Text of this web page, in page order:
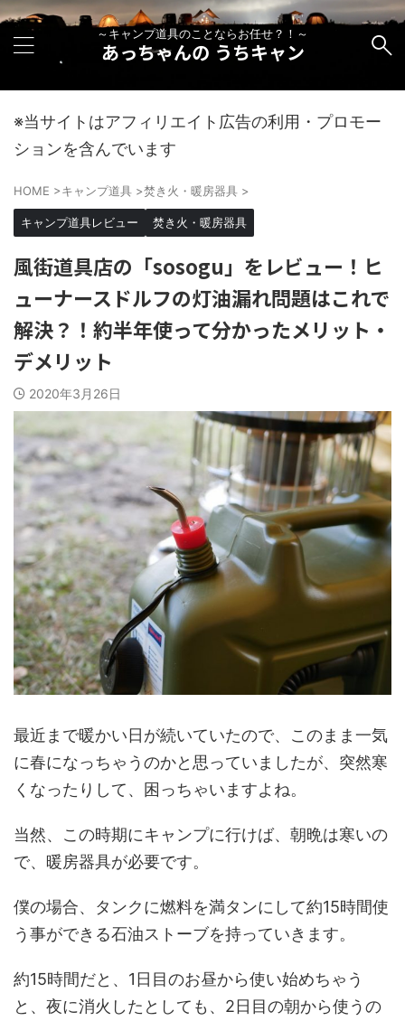
～キャンプ道具のことならお任せ？！～
あっちゃんの うちキャン
※当サイトはアフィリエイト広告の利用・プロモー
ションを含んでいます
HOME >キャンプ道具 >焚き火・暖房器具 >
キャンプ道具レビュー 焚き火・暖房器具
風街道具店の「sosogu」をレビュー！ヒ
ューナースドルフの灯油漏れ問題はこれで
解決？！約半年使って分かったメリット・
デメリット
2020年3月26日
最近まで暖かい日が続いていたので、このまま一気
に春になっちゃうのかと思っていましたが、突然寒
くなったりして、困っちゃいますよね。
当然、この時期にキャンプに行けば、朝晩は寒いの
で、暖房器具が必要です。
僕の場合、タンクに燃料を満タンにして約15時間使
う事ができる石油ストーブを持っていきます。
約15時間だと、1日目のお昼から使い始めちゃう
と、夜に消火したとしても、2日目の朝から使うの